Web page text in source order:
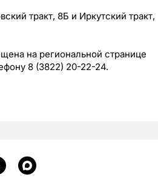
тракт, 8Б и Иркутский тракт,
на региональной странице
8 (3822) 20-22-24.